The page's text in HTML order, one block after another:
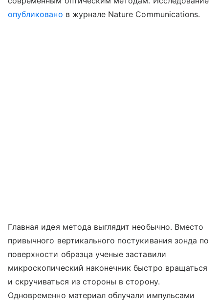
опубликовано в журнале Nature Communications.
Главная идея метода выглядит необычно. Вместо
привычного вертикального постукивания зонда по
поверхности образца ученые заставили
микроскопический наконечник быстро вращаться
и скручиваться из стороны в сторону.
Одновременно материал облучали импульсами